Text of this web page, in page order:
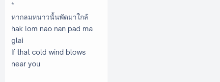
*
หากลมหนาวนั้นพัดมาใกล้
hak lom nao nan pad ma
glai
If that cold wind blows
near you